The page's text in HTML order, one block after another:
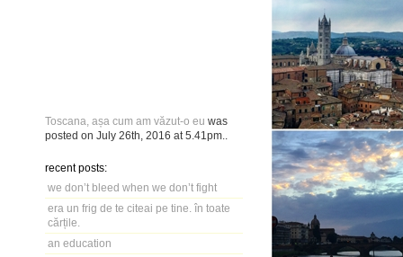
Toscana, așa cum am văzut-o eu was
posted on July 26th, 2016 at 5.41pm
recent posts:
we don’t bleed when we don’t fight
era un frig de te citeai pe tine. în toate
cărțile.
an education